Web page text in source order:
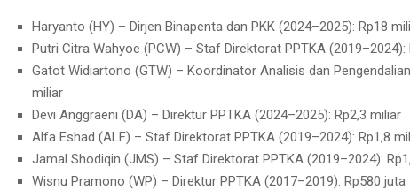
Haryanto (HY) – Dirjen Binapenta dan PKK (2024–2025): Rp18
Putri Citra Wahyoe (PCW) – Staf Direktorat PPTKA (2019–2024):
Gatot Widiartono (GTW) – Koordinator Analisis dan
miliar
Devi Anggraeni (DA) – Direktur PPTKA (2024–2025): Rp2,3 miliar
Alfa Eshad (ALF) – Staf Direktorat PPTKA (2019–2024): Rp1,8
Jamal Shodiqin (JMS) – Staf Direktorat PPTKA (2019–2024):
Wisnu Pramono (WP) – Direktur PPTKA (2017–2019): Rp580 juta